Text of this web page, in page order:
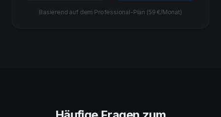
Basierend auf dem Professional-Plan (59 €/Monat)